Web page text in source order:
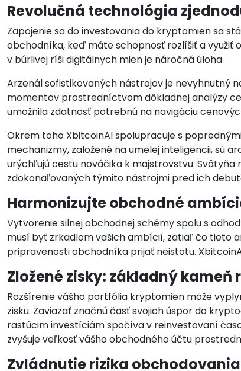
Revolučná technológia
Zapojenie sa do investovania do kryptomien sa
obchodníka, keď máte schopnosť rozlíšiť a využiť
v búrlivej ríši digitálnych mien je náročná úloha.
Arzenál sofistikovaných nástrojov je nevyhnutný
momentov prostredníctvom dôkladnej analýzy
umožnila zdatnosť potrebnú na navigáciu
Okrem toho XbitcoinAI spolupracuje s
mechanizmy, založené na umelej inteligencii, sú
urýchľujú cestu nováčika k majstrovstvu.
zdokonaľovaných týmito nástrojmi pred ich
Harmonizujte obchodné
Vytvorenie silnej obchodnej schémy spolu s
musí byť zrkadlom vašich ambícií, zatiaľ čo tieto
pripravenosti obchodníka prijať neistotu.
Zložené zisky: základný
Rozšírenie vášho portfólia kryptomien môže
zisku. Zaviazať značnú časť svojich úspor do
rastúcim investíciám spočíva v reinvestovaní
zvyšuje veľkosť vášho obchodného účtu
Zvládnutie rizika